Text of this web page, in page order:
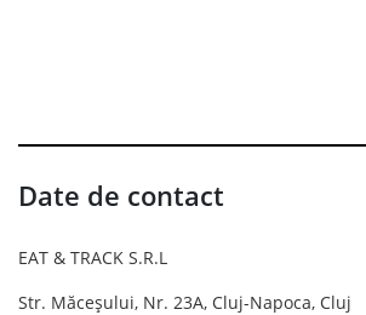
Date de contact
EAT & TRACK S.R.L
Str. Măceșului, Nr. 23A, Cluj-Napoca, Cluj